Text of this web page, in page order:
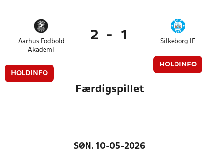
Aarhus Fodbold
Akademi
HOLDINFO
2 - 1 Silkeborg IF
HOLDINFO
Færdigspillet
SØN. 10-05-2026